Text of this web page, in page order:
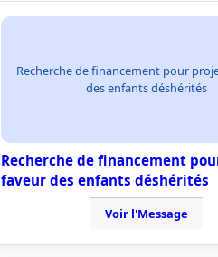
Recherche de financement pour
des enfants déshérités
Recherche de financement
faveur des enfants déshérités
Voir l'Message